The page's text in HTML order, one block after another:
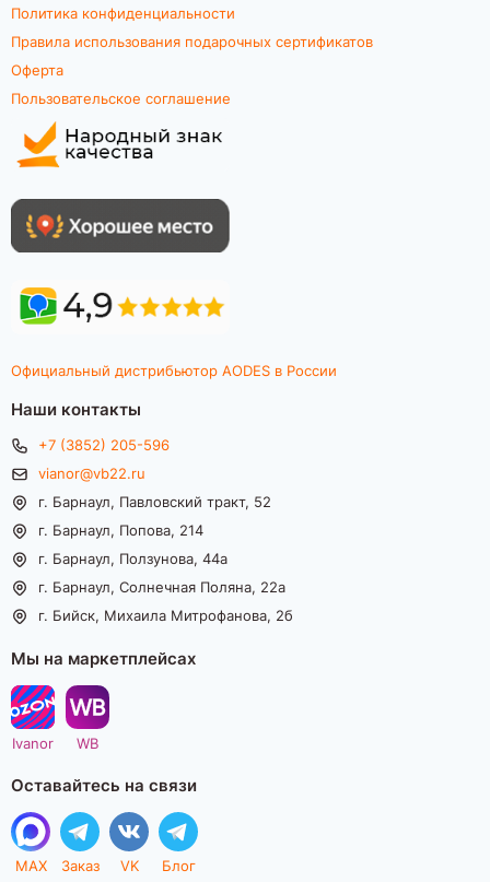
Политика конфиденциальности
Правила использования подарочных сертификатов
Оферта
Пользовательское соглашение
Официальный дистрибьютор AODES в России
Наши контакты
+7 (3852) 205-596
vianor@vb22.ru
г. Барнаул, Павловский тракт, 52
г. Барнаул, Попова, 214
г. Барнаул, Ползунова, 44а
г. Барнаул, Солнечная Поляна, 22а
г. Бийск, Михаила Митрофанова, 2б
Мы на маркетплейсах
Ivanor WB
Оставайтесь на связи
MAX Заказ VK Блог